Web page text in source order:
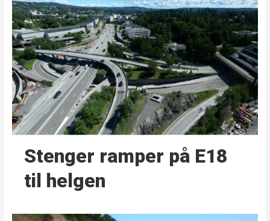
Stenger ramper på E18
til helgen